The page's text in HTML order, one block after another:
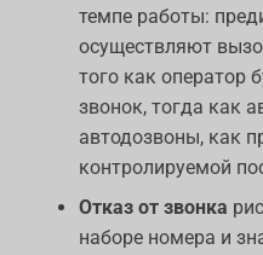
темпе работы:
осуществляют
того как оператор
звонок, тогда как
автодозвоны, как
контролируемой
Отказ от звонка
наборе номера и